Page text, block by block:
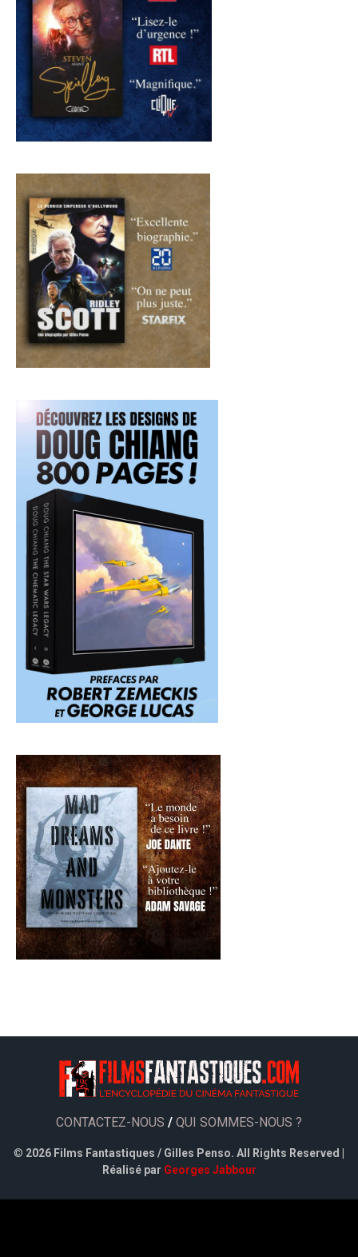
CONTACTEZ-NOUS / QUI SOMMES-NOUS ?
© 2026 Films Fantastiques / Gilles Penso. All Rights Reserved |
Réalisé par Georges Jabbour